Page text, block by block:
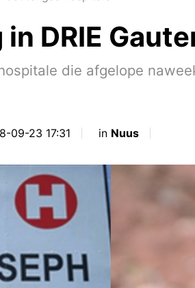
DRIE
die afgelope
09-23 17:31 in Nuus